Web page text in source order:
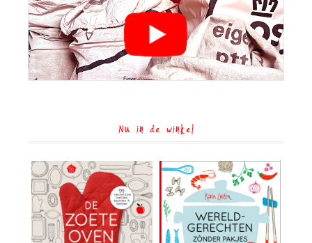
Nu in de winkel